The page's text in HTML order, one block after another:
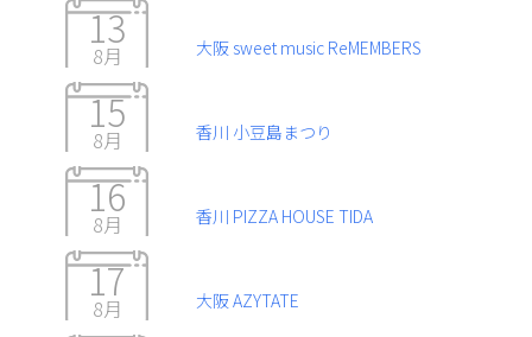
13
8月 大阪 sweet music ReMEMBERS
15
8月 香川 小豆島まつり
16
8月 香川 PIZZA HOUSE TIDA
17
8月 大阪 AZYTATE